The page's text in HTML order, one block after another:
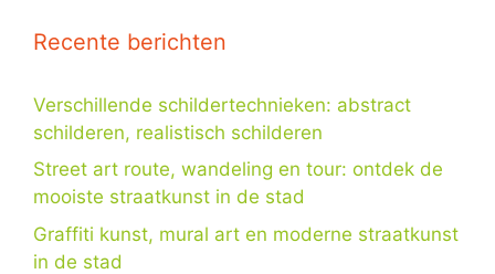
Recente berichten
Verschillende schildertechnieken: abstract
schilderen, realistisch schilderen
Street art route, wandeling en tour: ontdek de
mooiste straatkunst in de stad
Graffiti kunst, mural art en moderne straatkunst
in de stad